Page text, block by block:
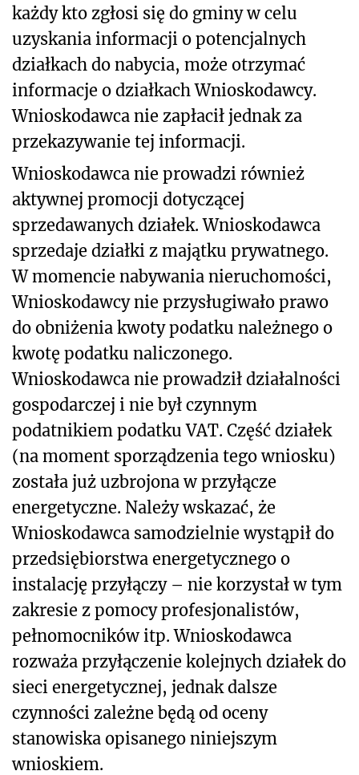
każdy kto zgłosi się do gminy w celu
uzyskania informacji o potencjalnych
działkach do nabycia, może otrzymać
informacje o działkach Wnioskodawcy.
Wnioskodawca nie zapłacił jednak za
przekazywanie tej informacji.
Wnioskodawca nie prowadzi również
aktywnej promocji dotyczącej
sprzedawanych działek. Wnioskodawca
sprzedaje działki z majątku prywatnego.
W momencie nabywania nieruchomości,
Wnioskodawcy nie przysługiwało prawo
do obniżenia kwoty podatku należnego o
kwotę podatku naliczonego.
Wnioskodawca nie prowadził działalności
gospodarczej i nie był czynnym
podatnikiem podatku VAT. Część działek
(na moment sporządzenia tego wniosku)
została już uzbrojona w przyłącze
energetyczne. Należy wskazać, że
Wnioskodawca samodzielnie wystąpił do
przedsiębiorstwa energetycznego o
instalację przyłączy – nie korzystał w tym
zakresie z pomocy profesjonalistów,
pełnomocników itp. Wnioskodawca
rozważa przyłączenie kolejnych działek do
sieci energetycznej, jednak dalsze
czynności zależne będą od oceny
stanowiska opisanego niniejszym
wnioskiem.